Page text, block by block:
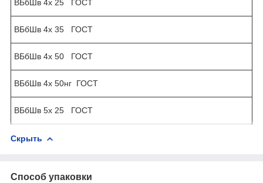
ВБбШв 4х 25 ГОСТ
ВБбШв 4х 35 ГОСТ
ВБбШв 4х 50 ГОСТ
ВБбШв 4х 50нг ГОСТ
ВБбШв 5х 25 ГОСТ
Скрыть
Способ упаковки